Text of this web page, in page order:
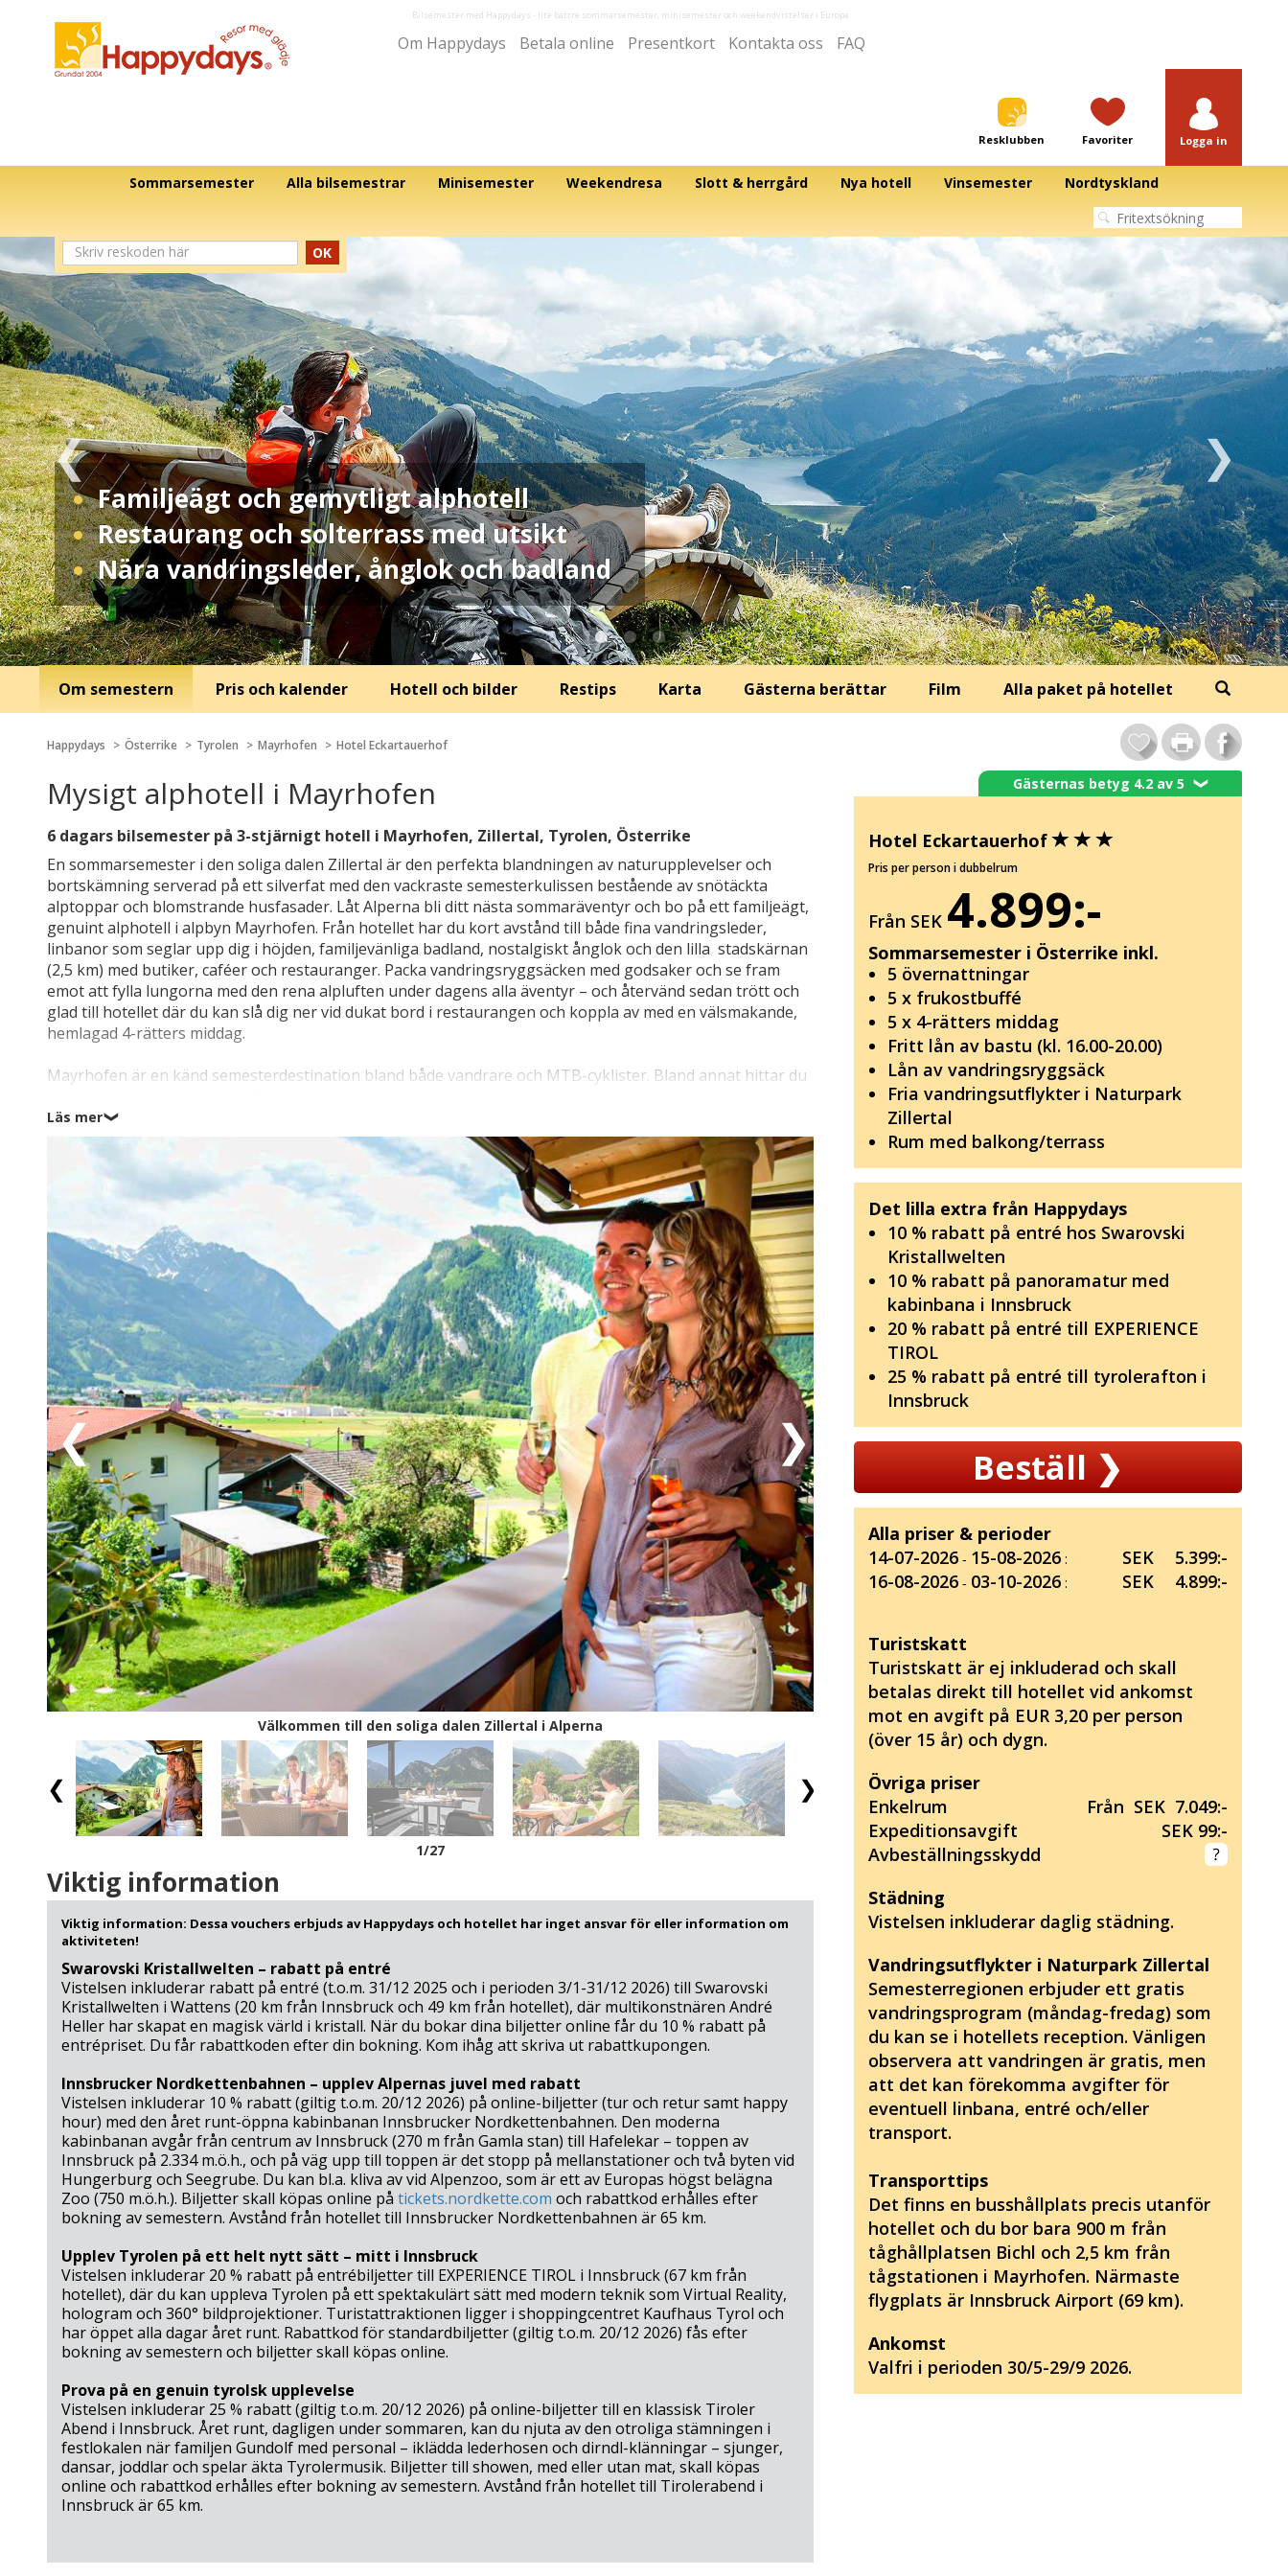
Bilsemester med Happydays - lite bättre sommarsemester, minisemester och weekendvistelser i Europa
Om Happydays Betala online Presentkort Kontakta oss FAQ
Resklubben Favoriter Logga in
Sommarsemester Alla bilsemestrar Minisemester Weekendresa Slott & herrgård Nya hotell Vinsemester Nordtyskland
OK
Familjeägt och gemytligt alphotell
Restaurang och solterrass med utsikt
Nära vandringsleder, ånglok och badland
Om semestern Pris och kalender Hotell och bilder Restips Karta Gästerna berättar Film Alla paket på hotellet
Happydays Österrike Tyrolen Mayrhofen Hotel Eckartauerhof
Mysigt alphotell i Mayrhofen
6 dagars bilsemester på 3-stjärnigt hotell i Mayrhofen, Zillertal, Tyrolen, Österrike
En sommarsemester i den soliga dalen Zillertal är den perfekta blandningen av naturupplevelser och
bortskämning serverad på ett silverfat med den vackraste semesterkulissen bestående av snötäckta
alptoppar och blomstrande husfasader. Låt Alperna bli ditt nästa sommaräventyr och bo på ett familjeägt,
genuint alphotell i alpbyn Mayrhofen. Från hotellet har du kort avstånd till både fina vandringsleder,
linbanor som seglar upp dig i höjden, familjevänliga badland, nostalgiskt ånglok och den lilla stadskärnan
(2,5 km) med butiker, caféer och restauranger. Packa vandringsryggsäcken med godsaker och se fram
emot att fylla lungorna med den rena alpluften under dagens alla äventyr – och återvänd sedan trött och
glad till hotellet där du kan slå dig ner vid dukat bord i restaurangen och koppla av med en välsmakande,
hemlagad 4-rätters middag.
Mayrhofen är en känd semesterdestination bland både vandrare och MTB-cyklister. Bland annat hittar du
allra vackraste natur – Österrikes alper. Det är också enkelt att komma upp i höjden till de mest praktfulla
panoramavyerna, ta gondolbanan Ahornbahn (4 km) upp till Ahorn där du kan utforska den spektakulära
platån och låta blicken vandra över det fascinerande, orörda bergslandskapet med massor av alptoppar
på 3.000 meters höjd. Här kan du också besöka naturupplevelsescentret Adlerbühne (10 km) där örnar,
ormvråkar och ugglor kommer svindlande nära under en spektakulär fågelshow. De omgivande bergen
Ahorn och Penken förvandlas under sommaren till ett vandringsparadis och du kan ta Penkenbahn (3,5
km) upp till en FunSportStation där man hyr ut olika typer av sportutrustning.
Det kan också rekommenderas att hyra cyklar i Mayrhofen och susa fram längs den över tre mil långa
grus- och kullerstensbelagda Zillertal-cykelvägen som går längs med floden Ziller från Mayrhofen till
Strass – blir turen för lång kan du ta cykeln med på tåget retur till Mayrhofen. Utmed vägen finns det rika
möjligheter att stanna till vid flera sevärdheter och attraktioner, bland annat Freizeitpark Zell (5,5 km) som
med sina 45.000 m² erbjuder ett stort område med allt från badland med vattenrutschbanor till minigolf
och tematrädgårdar. Du kan också bränna lite extra energi på Zillertal Arena (7 km) som är ett
vandringsparadis för alla som älskar fysiska utmaningar med ett omfattande nätverk av vandringsleder
som tar dig genom vackra alplandskap, allt från lätta promenader till utmanande fjällvandringar. Här kan
du också prova MTB-cykling på särskilda leder, Via Ferrata-klättring, rafting och canyoning i de vilda
forsarna eller svalkande bad i någon av de turkosa alpsjöarna. Se fram emot en äventyrlig
sommarsemester i Österrike!
Läs mer❯
Välkommen till den soliga dalen Zillertal i Alperna
1/27
Viktig information
Viktig information: Dessa vouchers erbjuds av Happydays och hotellet har inget ansvar för eller information om
aktiviteten!
Swarovski Kristallwelten – rabatt på entré
Vistelsen inkluderar rabatt på entré (t.o.m. 31/12 2025 och i perioden 3/1-31/12 2026) till Swarovski
Kristallwelten i Wattens (20 km från Innsbruck och 49 km från hotellet), där multikonstnären André
Heller har skapat en magisk värld i kristall. När du bokar dina biljetter online får du 10 % rabatt på
entrépriset. Du får rabattkoden efter din bokning. Kom ihåg att skriva ut rabattkupongen.
Innsbrucker Nordkettenbahnen – upplev Alpernas juvel med rabatt
Vistelsen inkluderar 10 % rabatt (giltig t.o.m. 20/12 2026) på online-biljetter (tur och retur samt happy
hour) med den året runt-öppna kabinbanan Innsbrucker Nordkettenbahnen. Den moderna
kabinbanan avgår från centrum av Innsbruck (270 m från Gamla stan) till Hafelekar – toppen av
Innsbruck på 2.334 m.ö.h., och på väg upp till toppen är det stopp på mellanstationer och två byten vid
Hungerburg och Seegrube. Du kan bl.a. kliva av vid Alpenzoo, som är ett av Europas högst belägna
Zoo (750 m.ö.h.). Biljetter skall köpas online på tickets.nordkette.com och rabattkod erhålles efter
bokning av semestern. Avstånd från hotellet till Innsbrucker Nordkettenbahnen är 65 km.
Upplev Tyrolen på ett helt nytt sätt – mitt i Innsbruck
Vistelsen inkluderar 20 % rabatt på entrébiljetter till EXPERIENCE TIROL i Innsbruck (67 km från
hotellet), där du kan uppleva Tyrolen på ett spektakulärt sätt med modern teknik som Virtual Reality,
hologram och 360° bildprojektioner. Turistattraktionen ligger i shoppingcentret Kaufhaus Tyrol och
har öppet alla dagar året runt. Rabattkod för standardbiljetter (giltig t.o.m. 20/12 2026) fås efter
bokning av semestern och biljetter skall köpas online.
Prova på en genuin tyrolsk upplevelse
Vistelsen inkluderar 25 % rabatt (giltig t.o.m. 20/12 2026) på online-biljetter till en klassisk Tiroler
Abend i Innsbruck. Året runt, dagligen under sommaren, kan du njuta av den otroliga stämningen i
festlokalen när familjen Gundolf med personal – iklädda lederhosen och dirndl-klänningar – sjunger,
dansar, joddlar och spelar äkta Tyrolermusik. Biljetter till showen, med eller utan mat, skall köpas
online och rabattkod erhålles efter bokning av semestern. Avstånd från hotellet till Tirolerabend i
Innsbruck är 65 km.
Gästernas betyg 4.2 av 5❯
Hotel Eckartauerhof
Pris per person i dubbelrum
Från SEK 4.899:-
Sommarsemester i Österrike inkl.
5 övernattningar
5 x frukostbuffé
5 x 4-rätters middag
Fritt lån av bastu (kl. 16.00-20.00)
Lån av vandringsryggsäck
Fria vandringsutflykter i Naturpark
Zillertal
Rum med balkong/terrass
Det lilla extra från Happydays
10 % rabatt på entré hos Swarovski
Kristallwelten
10 % rabatt på panoramatur med
kabinbana i Innsbruck
20 % rabatt på entré till EXPERIENCE
TIROL
25 % rabatt på entré till tyrolerafton i
Innsbruck
Beställ❯
Alla priser & perioder
14-07-2026‐ 15-08-2026: SEK
5.399:-
16-08-2026‐ 03-10-2026: SEK 4.899:-
Turistskatt
Turistskatt är ej inkluderad och skall
betalas direkt till hotellet vid ankomst
mot en avgift på EUR 3,20 per person
(över 15 år) och dygn.
Övriga priser
Enkelrum
Från SEK 7.049:-
Expeditionsavgift
SEK 99:-
Avbeställningsskydd
Städning
Vistelsen inkluderar daglig städning.
Vandringsutflykter i Naturpark Zillertal
Semesterregionen erbjuder ett gratis
vandringsprogram (måndag-fredag) som
du kan se i hotellets reception. Vänligen
observera att vandringen är gratis, men
att det kan förekomma avgifter för
eventuell linbana, entré och/eller
transport.
Transporttips
Det finns en busshållplats precis utanför
hotellet och du bor bara 900 m från
tåghållplatsen Bichl och 2,5 km från
tågstationen i Mayrhofen. Närmaste
flygplats är Innsbruck Airport (69 km).
Ankomst
Valfri i perioden 30/5-29/9 2026.